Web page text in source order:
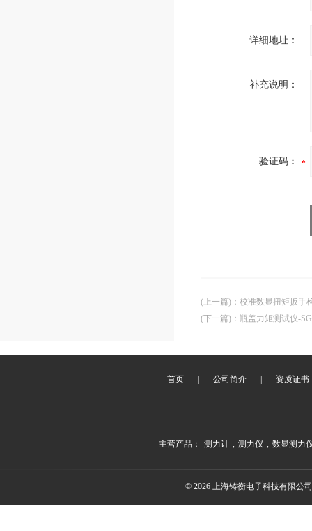
详细地址：
补充说明：
验证码：
(上一篇) ： 校准数显扭矩扳手
(下一篇) ： 瓶盖力矩测试仪-
首页 公司简介 资质证书
主营产品： 测力计 , 测力仪 , 数显测力
© 2026 上海铸衡电子科技有限公